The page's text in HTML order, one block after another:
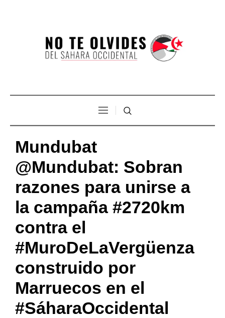
Mundubat
@Mundubat: Sobran
razones para unirse a
la campaña #2720km
contra el
#MuroDeLaVergüenza
construido por
Marruecos en el
#SáharaOccidental